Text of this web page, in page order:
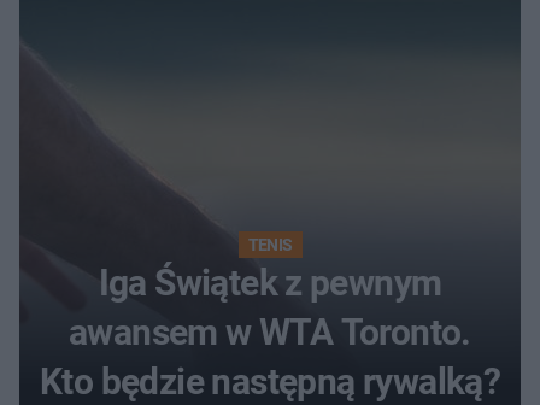
TENIS
Iga Świątek z pewnym
awansem w WTA Toronto.
Kto będzie następną rywalką?